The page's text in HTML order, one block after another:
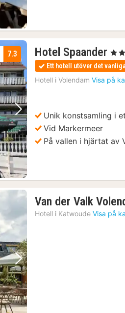
Nästa bild
7.3 Hotel Spaander 1
, 4
Ett hotell utöver det vanliga
Hotell i Volendam Visa på
Unik konstsamling i
Vid Markermeer
På vallen i hjärtat av
Nästa bild
Van der Valk
Hotell i Katwoude Visa på